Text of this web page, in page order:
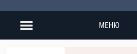
МЕНЮ